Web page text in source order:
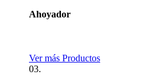
Ahoyador
Ver más Productos
03.